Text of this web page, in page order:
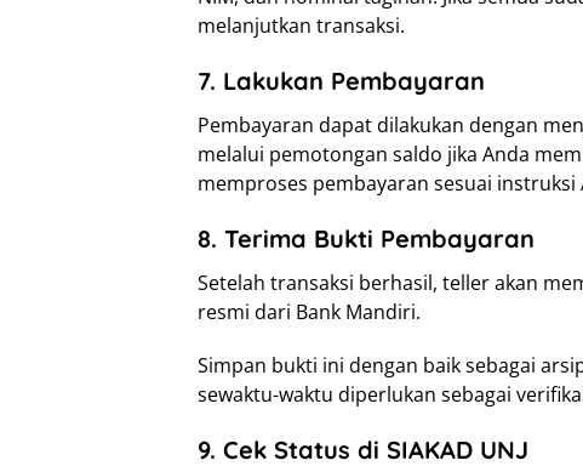
melanjutkan transaksi.
7. Lakukan Pembayaran
Pembayaran dapat dilakukan dengan
melalui pemotongan saldo jika Anda
memproses pembayaran sesuai instruksi
8. Terima Bukti Pembayaran
Setelah transaksi berhasil, teller akan
resmi dari Bank Mandiri.
Simpan bukti ini dengan baik sebagai
sewaktu-waktu diperlukan sebagai
9. Cek Status di SIAKAD UNJ